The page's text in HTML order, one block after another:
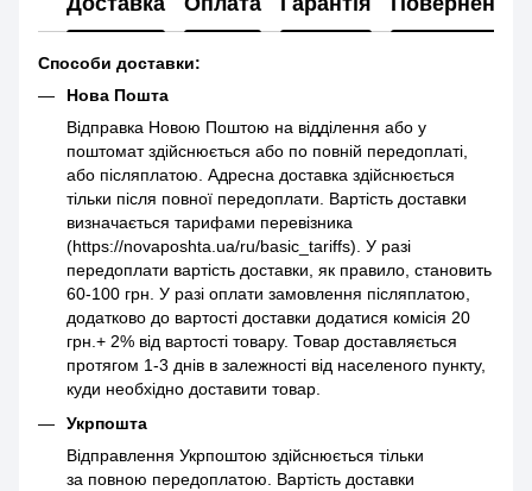
Способи доставки:
Нова Пошта
Відправка Новою Поштою на відділення або у
поштомат здійснюється або по повній передоплаті,
або післяплатою. Адресна доставка здійснюється
тільки після повної передоплати. Вартість доставки
визначається тарифами перевізника
(https://novaposhta.ua/ru/basic_tariffs). У разі
передоплати вартість доставки, як правило, становить
60-100 грн. У разі оплати замовлення післяплатою,
додатково до вартості доставки додатися комісія 20
грн.+ 2% від вартості товару. Товар доставляється
протягом 1-3 днів в залежності від населеного пункту,
куди необхідно доставити товар.
Укрпошта
Відправлення Укрпоштою здійснюється тільки
за повною передоплатою. Вартість доставки